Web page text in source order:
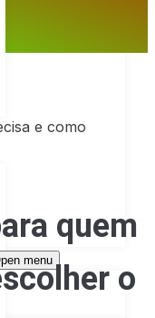
menu
e como
quem
o